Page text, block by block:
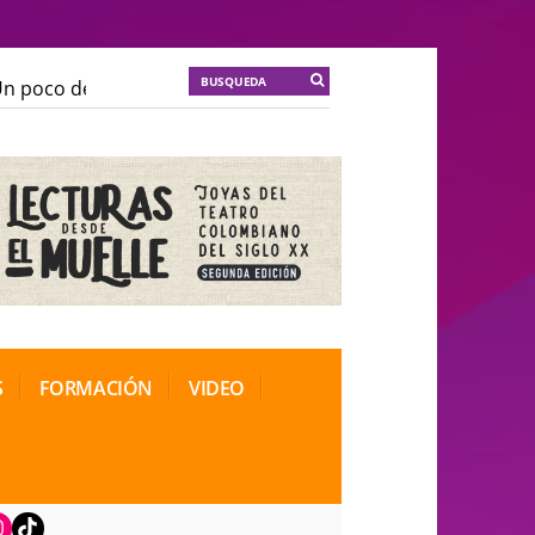
poco de locura para la cordura
de Teatro Rosa
FORMACIÓN VIDEO
TikTok